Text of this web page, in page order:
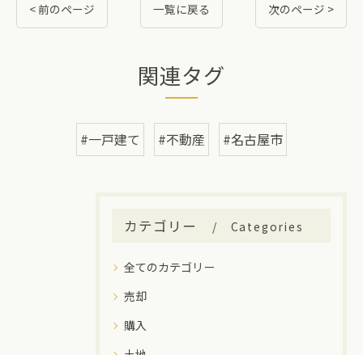
< 前のページ 一覧に戻る 次のページ >
関連タグ
#一戸建て #不動産 #名古屋市
カテゴリー Categories
全てのカテゴリー
売却
購入